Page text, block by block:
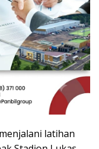
latihan